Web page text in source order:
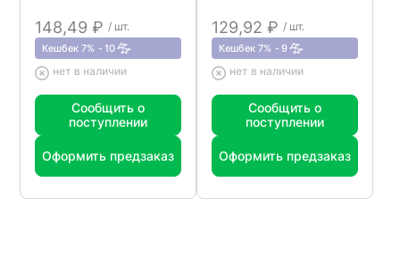
148,49 ₽ / шт.
Кешбек 7% 10
нет в наличии
Сообщить о
поступлении
Оформить предзаказ
129,92 ₽ / шт.
Кешбек 7% 9
нет в наличии
Сообщить о
поступлении
Оформить предзаказ